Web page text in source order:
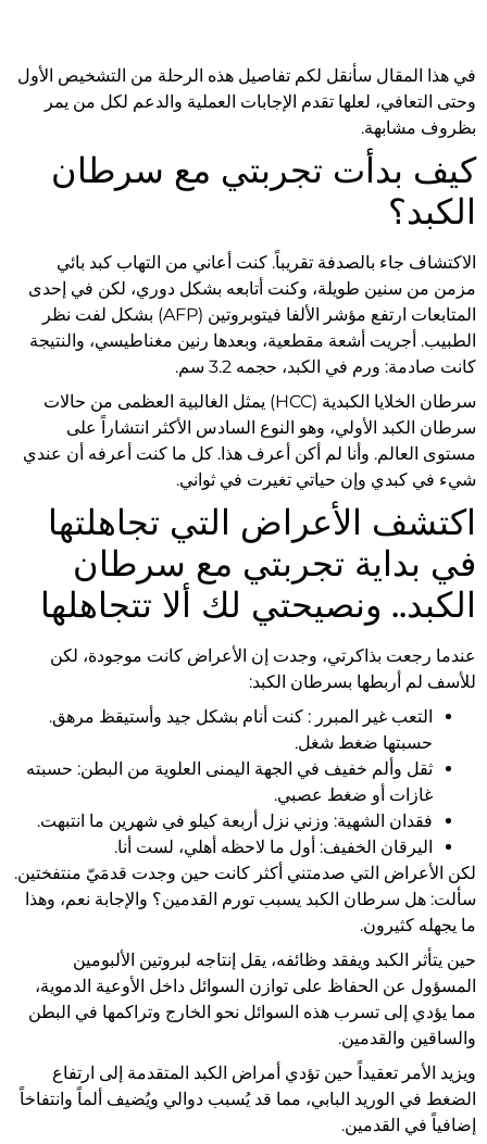
في هذا المقال سأنقل لكم تفاصيل هذه الرحلة من التشخيص الأول
وحتى التعافي، لعلها تقدم الإجابات العملية والدعم لكل من يمر
بظروف مشابهة.
كيف بدأت تجربتي مع سرطان
الكبد؟
الاكتشاف جاء بالصدفة تقريباً. كنت أعاني من التهاب كبد بائي
مزمن من سنين طويلة، وكنت أتابعه بشكل دوري، لكن في إحدى
المتابعات ارتفع مؤشر الألفا فيتوبروتين (AFP) بشكل لفت نظر
الطبيب. أجريت أشعة مقطعية، وبعدها رنين مغناطيسي، والنتيجة
كانت صادمة: ورم في الكبد، حجمه 3.2 سم.
سرطان الخلايا الكبدية (HCC) يمثل الغالبية العظمى من حالات
سرطان الكبد الأولي، وهو النوع السادس الأكثر انتشاراً على
مستوى العالم. وأنا لم أكن أعرف هذا. كل ما كنت أعرفه أن عندي
شيء في كبدي وإن حياتي تغيرت في ثواني.
اكتشف الأعراض التي تجاهلتها
في بداية تجربتي مع سرطان
الكبد.. ونصيحتي لك ألا تتجاهلها
عندما رجعت بذاكرتي، وجدت إن الأعراض كانت موجودة، لكن
للأسف لم أربطها بسرطان الكبد:
التعب غير المبرر : كنت أنام بشكل جيد وأستيقظ مرهق.
حسبتها ضغط شغل.
ثقل وألم خفيف في الجهة اليمنى العلوية من البطن: حسبته
غازات أو ضغط عصبي.
فقدان الشهية: وزني نزل أربعة كيلو في شهرين ما انتبهت.
اليرقان الخفيف: أول ما لاحظه أهلي، لست أنا.
لكن الأعراض التي صدمتني أكثر كانت حين وجدت قدمَيّ منتفختين.
سألت: هل سرطان الكبد يسبب تورم القدمين؟ والإجابة نعم، وهذا
ما يجهله كثيرون.
حين يتأثر الكبد ويفقد وظائفه، يقل إنتاجه لبروتين الألبومين
المسؤول عن الحفاظ على توازن السوائل داخل الأوعية الدموية،
مما يؤدي إلى تسرب هذه السوائل نحو الخارج وتراكمها في البطن
والساقين والقدمين.
ويزيد الأمر تعقيداً حين تؤدي أمراض الكبد المتقدمة إلى ارتفاع
الضغط في الوريد البابي، مما قد يُسبب دوالي ويُضيف ألماً وانتفاخاً
إضافياً في القدمين.